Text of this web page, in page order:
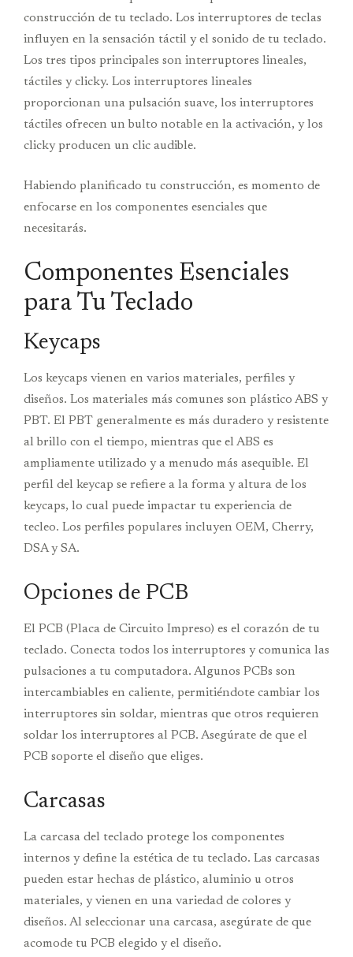
construcción de tu teclado. Los interruptores de teclas
influyen en la sensación táctil y el sonido de tu teclado.
Los tres tipos principales son interruptores lineales,
táctiles y clicky. Los interruptores lineales
proporcionan una pulsación suave, los interruptores
táctiles ofrecen un bulto notable en la activación, y los
clicky producen un clic audible.
Habiendo planificado tu construcción, es momento de
enfocarse en los componentes esenciales que
necesitarás.
Componentes Esenciales
para Tu Teclado
Keycaps
Los keycaps vienen en varios materiales, perfiles y
diseños. Los materiales más comunes son plástico ABS y
PBT. El PBT generalmente es más duradero y resistente
al brillo con el tiempo, mientras que el ABS es
ampliamente utilizado y a menudo más asequible. El
perfil del keycap se refiere a la forma y altura de los
keycaps, lo cual puede impactar tu experiencia de
tecleo. Los perfiles populares incluyen OEM, Cherry,
DSA y SA.
Opciones de PCB
El PCB (Placa de Circuito Impreso) es el corazón de tu
teclado. Conecta todos los interruptores y comunica las
pulsaciones a tu computadora. Algunos PCBs son
intercambiables en caliente, permitiéndote cambiar los
interruptores sin soldar, mientras que otros requieren
soldar los interruptores al PCB. Asegúrate de que el
PCB soporte el diseño que eliges.
Carcasas
La carcasa del teclado protege los componentes
internos y define la estética de tu teclado. Las carcasas
pueden estar hechas de plástico, aluminio u otros
materiales, y vienen en una variedad de colores y
diseños. Al seleccionar una carcasa, asegúrate de que
acomode tu PCB elegido y el diseño.